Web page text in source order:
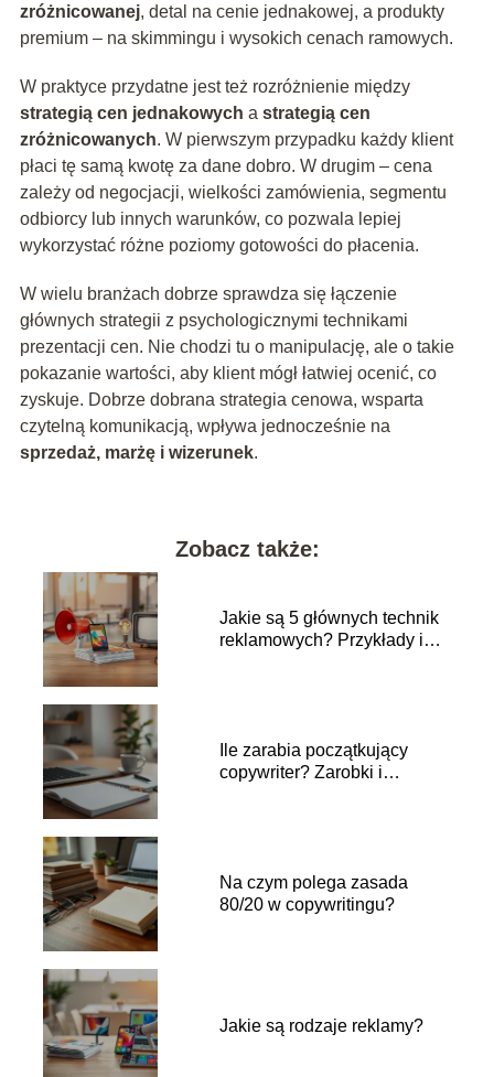
zróżnicowanej, detal na cenie jednakowej, a produkty
premium – na skimmingu i wysokich cenach ramowych.
W praktyce przydatne jest też rozróżnienie między
strategią cen jednakowych a strategią cen
zróżnicowanych. W pierwszym przypadku każdy klient
płaci tę samą kwotę za dane dobro. W drugim – cena
zależy od negocjacji, wielkości zamówienia, segmentu
odbiorcy lub innych warunków, co pozwala lepiej
wykorzystać różne poziomy gotowości do płacenia.
W wielu branżach dobrze sprawdza się łączenie
głównych strategii z psychologicznymi technikami
prezentacji cen. Nie chodzi tu o manipulację, ale o takie
pokazanie wartości, aby klient mógł łatwiej ocenić, co
zyskuje. Dobrze dobrana strategia cenowa, wsparta
czytelną komunikacją, wpływa jednocześnie na
sprzedaż, marżę i wizerunek.
Zobacz także:
Jakie są 5 głównych technik
reklamowych? Przykłady i
Ile zarabia początkujący
copywriter? Zarobki i
Na czym polega zasada
80/20 w copywritingu?
Jakie są rodzaje reklamy?